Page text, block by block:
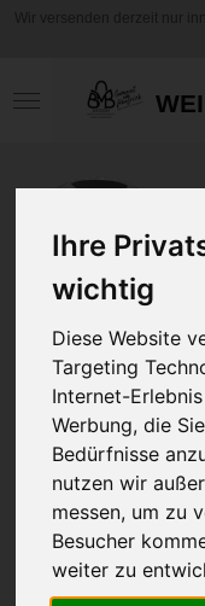
Ihre
wichtig
Diese Website
Targeting
Internet-
Werbung, die
Bedürfnisse
nutzen wir
messen, um zu
Besucher
weiter zu